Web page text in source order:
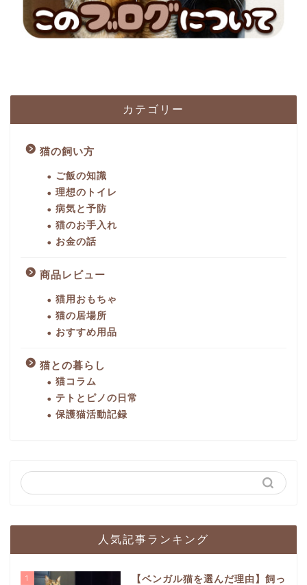
カテゴリー
猫の飼い方
ご飯の知識
理想のトイレ
病気と予防
猫のお手入れ
お金の話
商品レビュー
猫用おもちゃ
猫の居場所
おすすめ用品
猫との暮らし
猫コラム
テトとピノの日常
保護猫活動記録
人気記事ランキング
1
【ベンガル猫を選んだ理由】飼っ